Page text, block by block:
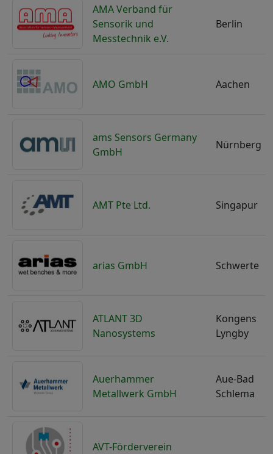
AMA Verband für
Sensorik und
Messtechnik e.V.
Berlin
AMO GmbH Aachen
ams Sensors Germany
GmbH
Nürnberg
AMT Pte Ltd. Singapur
arias GmbH Schwerte
ATLANT 3D
Nanosystems
Kongens
Lyngby
Auerhammer
Metallwerk GmbH
Aue-Bad
Schlema
AVT-Förderverein